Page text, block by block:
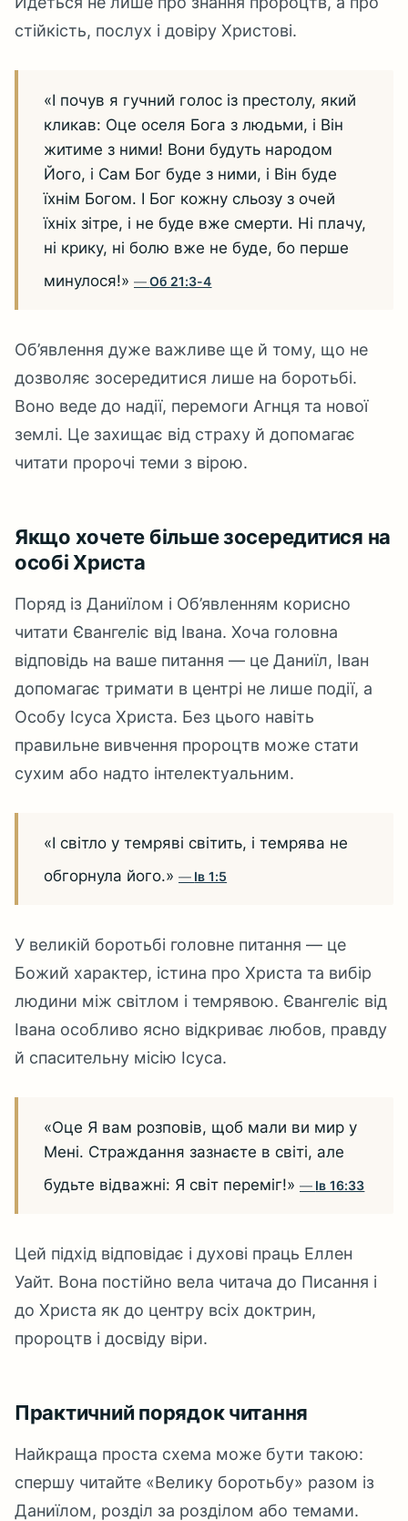
стійкість, послух і довіру Христові.
«І почув я гучний голос із престолу, який
кликав: Оце оселя Бога з людьми, і Він
житиме з ними! Вони будуть народом
Його, і Сам Бог буде з ними, і Він буде
їхнім Богом. І Бог кожну сльозу з очей
їхніх зітре, і не буде вже смерти. Ні плачу,
ні крику, ні болю вже не буде, бо перше
минулося!»
Об 21:3-4
Об’явлення дуже важливе ще й тому, що не
дозволяє зосередитися лише на боротьбі.
Воно веде до надії, перемоги Агнця та нової
землі. Це захищає від страху й допомагає
читати пророчі теми з вірою.
Якщо хочете більше зосередитися на
особі Христа
Поряд із Даниїлом і Об’явленням корисно
читати Євангеліє від Івана. Хоча головна
відповідь на ваше питання — це Даниїл, Іван
допомагає тримати в центрі не лише події, а
Особу Ісуса Христа. Без цього навіть
правильне вивчення пророцтв може стати
сухим або надто інтелектуальним.
«І світло у темряві світить, і темрява не
обгорнула його.»
Ів 1:5
У великій боротьбі головне питання — це
Божий характер, істина про Христа та вибір
людини між світлом і темрявою. Євангеліє від
Івана особливо ясно відкриває любов, правду
й спасительну місію Ісуса.
«Оце Я вам розповів, щоб мали ви мир у
Мені. Страждання зазнаєте в світі, але
будьте відважні: Я світ переміг!»
Ів 16:33
Цей підхід відповідає і духові праць Еллен
Уайт. Вона постійно вела читача до Писання і
до Христа як до центру всіх доктрин,
пророцтв і досвіду віри.
Практичний порядок читання
Найкраща проста схема може бути такою:
спершу читайте «Велику боротьбу» разом із
Даниїлом, розділ за розділом або темами.